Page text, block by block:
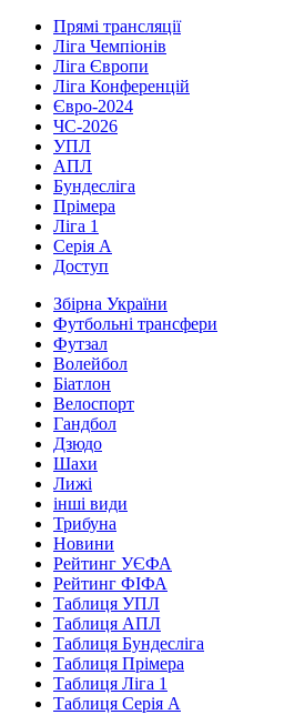
Прямі трансляції
Ліга Чемпіонів
Ліга Європи
Ліга Конференцій
Євро-2024
ЧС-2026
УПЛ
АПЛ
Бундесліга
Прімера
Ліга 1
Серія А
Доступ
Збірна України
Футбольні трансфери
Футзал
Волейбол
Біатлон
Велоспорт
Гандбол
Дзюдо
Шахи
Лижі
інші види
Трибуна
Новини
Рейтинг УЄФА
Рейтинг ФІФА
Таблиця УПЛ
Таблиця АПЛ
Таблиця Бундесліга
Таблиця Прімера
Таблиця Ліга 1
Таблиця Серія А